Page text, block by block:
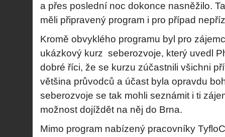
a přes poslední noc dokonce nasněžilo.
měli připravený program i pro případ
Kromě obvyklého programu byl pro
ukázkový kurz seberozvoje, který uvedl
dobré říci, že se kurzu zúčastnili všichni
většina průvodců a účast byla opravdu
seberozvoje se tak mohli seznámit i ti
možnost dojíždět na něj do Brna.
Mimo program nabízený pracovníky